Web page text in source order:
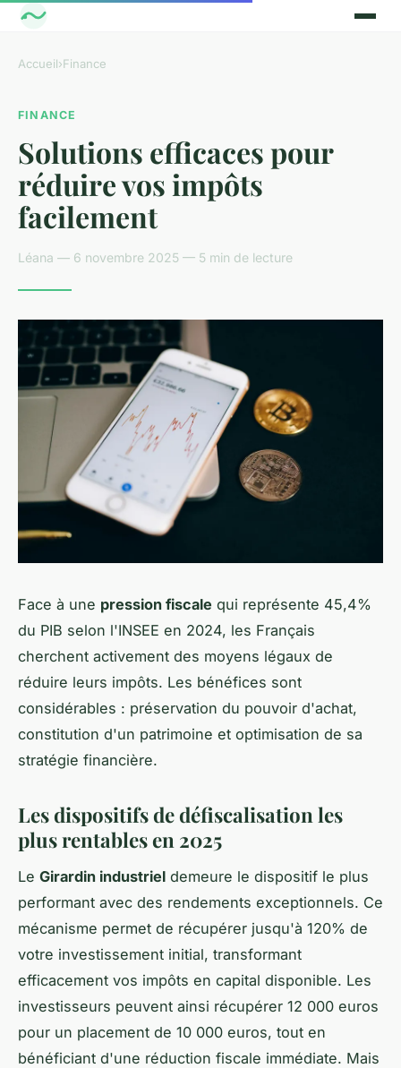
Accueil›Finance
FINANCE
Solutions efficaces pour
réduire vos impôts
facilement
Léana — 6 novembre 2025 — 5 min de lecture
Face à une pression fiscale qui représente 45,4%
du PIB selon l'INSEE en 2024, les Français
cherchent activement des moyens légaux de
réduire leurs impôts. Les bénéfices sont
considérables : préservation du pouvoir d'achat,
constitution d'un patrimoine et optimisation de sa
stratégie financière.
Les dispositifs de défiscalisation les
plus rentables en 2025
Le Girardin industriel demeure le dispositif le plus
performant avec des rendements exceptionnels. Ce
mécanisme permet de récupérer jusqu'à 120% de
votre investissement initial, transformant
efficacement vos impôts en capital disponible. Les
investisseurs peuvent ainsi récupérer 12 000 euros
pour un placement de 10 000 euros, tout en
bénéficiant d'une réduction fiscale immédiate. Mais